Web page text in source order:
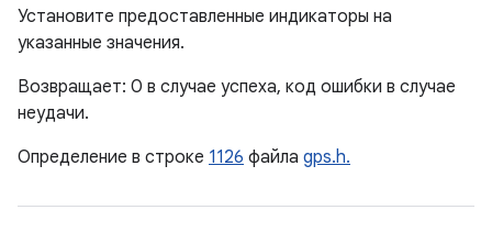
Установите предоставленные индикаторы на
указанные значения.
Возвращает: 0 в случае успеха, код ошибки в случае
неудачи.
Определение в строке 1126 файла gps.h.